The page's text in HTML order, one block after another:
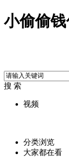
小偷偷
搜 索
视频
分类浏览
大家都在看